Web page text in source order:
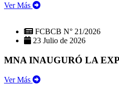
Ver Más
FCBCB N° 21/2026
23 Julio de 2026
MNA INAUGURÓ LA
Ver Más